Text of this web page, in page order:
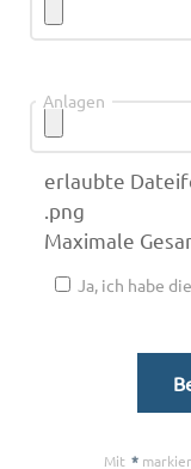
Anlagen
erlaubte
.png
Maximale
Ja, ich habe die
Mit *